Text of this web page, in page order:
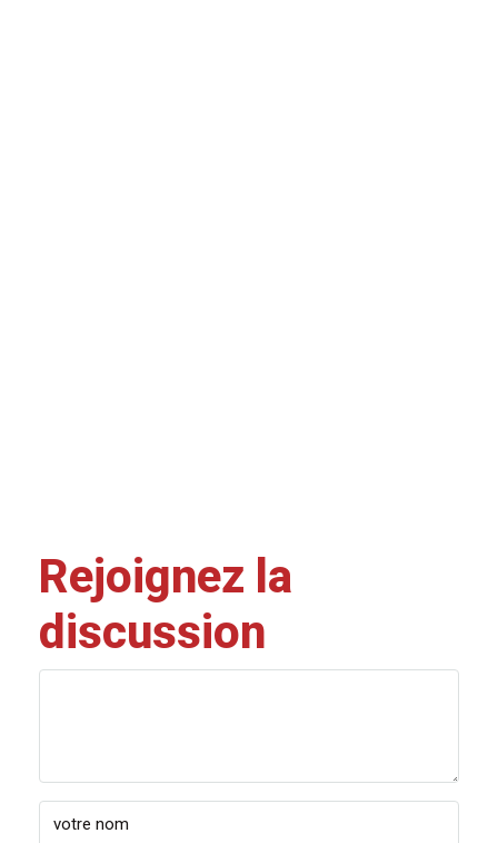
Rejoignez la
discussion